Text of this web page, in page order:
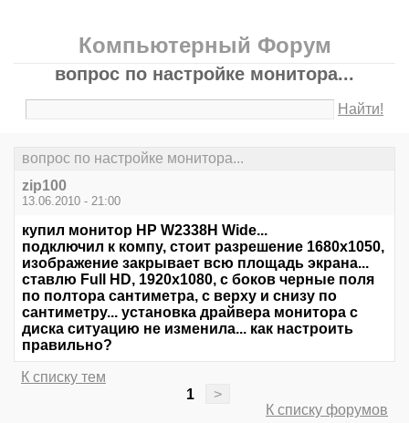
Компьютерный Форум
вопрос по настройке монитора...
Найти!
вопрос по настройке монитора...
zip100
13.06.2010 - 21:00
купил монитор HP W2338H Wide...
подключил к компу, стоит разрешение 1680х1050,
изображение закрывает всю площадь экрана...
ставлю Full HD, 1920х1080, с боков черные поля
по полтора сантиметра, с верху и снизу по
сантиметру... установка драйвера монитора с
диска ситуацию не изменила... как настроить
правильно?
К списку тем
1
>
К списку форумов